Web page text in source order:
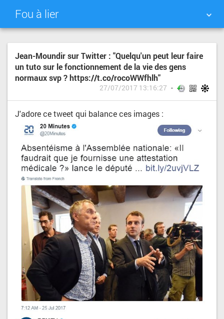
Fou à lier
NUAGE DE TAGS MUR D'IMAGES
QUOTIDIEN RECHERCHER
Jean-Moundir sur Twitter : "Quelqu'un peut leur faire
un tuto sur le fonctionnement de la vie des gens
normaux svp ? https://t.co/rocoWWfhlh"
27/07/2017 13:16:27
J'adore ce tweet qui balance ces images :